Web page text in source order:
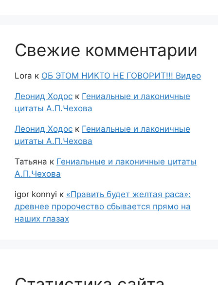
Свежие комментарии
Lora к ОБ ЭТОМ НИКТО НЕ ГОВОРИТ!!! Видео
Леонид Ходос к Гениальные и лаконичные
цитаты А.П.Чехова
Леонид Ходос к Гениальные и лаконичные
цитаты А.П.Чехова
Татьяна к Гениальные и лаконичные цитаты
А.П.Чехова
igor konnyi к «Править будет желтая раса»:
древнее пророчество сбывается прямо на
наших глазах